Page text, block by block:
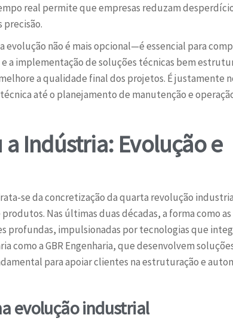
real permite que empresas reduzam
evolução não é mais opcional—é essencial para
a implementação de soluções técnicas bem
a qualidade final dos projetos. É justamente
até o planejamento de manutenção e
Indústria: Evolução e
se da concretização da quarta revolução
Nas últimas duas décadas, a forma como as
profundas, impulsionadas por tecnologias que
como a GBR Engenharia, que desenvolvem
para apoiar clientes na estruturação e
evolução industrial